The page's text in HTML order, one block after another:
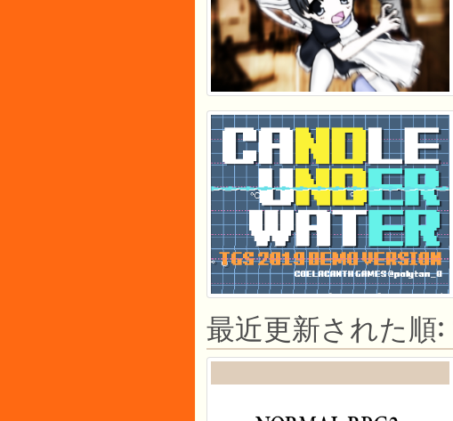
最近更新された順: